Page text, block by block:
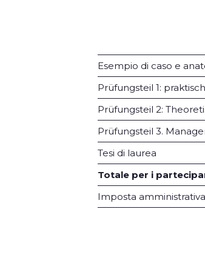
Esempio di caso e
Prüfungsteil 1:
Prüfungsteil 2:
Prüfungsteil 3.
Tesi di laurea
Totale per i
Imposta